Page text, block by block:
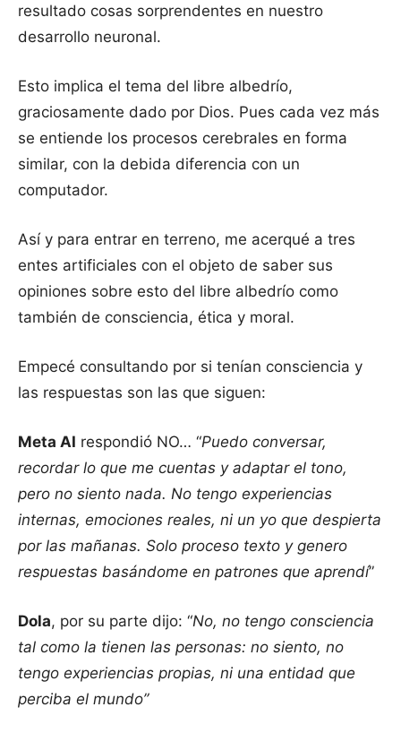
resultado cosas sorprendentes en nuestro
desarrollo neuronal.
Esto implica el tema del libre albedrío,
graciosamente dado por Dios. Pues cada vez más
se entiende los procesos cerebrales en forma
similar, con la debida diferencia con un
computador.
Así y para entrar en terreno, me acerqué a tres
entes artificiales con el objeto de saber sus
opiniones sobre esto del libre albedrío como
también de consciencia, ética y moral.
Empecé consultando por si tenían consciencia y
las respuestas son las que siguen:
Meta AI respondió NO… “Puedo conversar,
recordar lo que me cuentas y adaptar el tono,
pero no siento nada. No tengo experiencias
internas, emociones reales, ni un yo que despierta
por las mañanas. Solo proceso texto y genero
respuestas basándome en patrones que aprendí”
Dola, por su parte dijo: “No, no tengo consciencia
tal como la tienen las personas: no siento, no
tengo experiencias propias, ni una entidad que
perciba el mundo”